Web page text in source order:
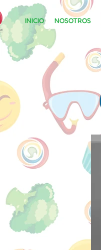
INICIO NOSOTROS